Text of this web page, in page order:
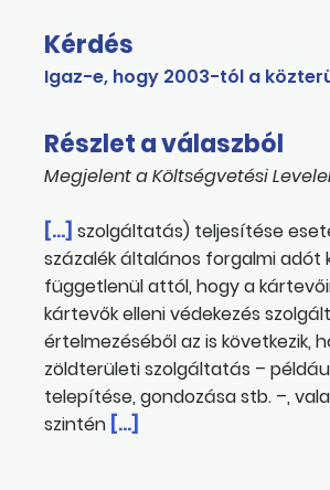
Kérdés
Igaz-e, hogy 2003-tól a
Részlet a válaszból
Megjelent a Költségvetési
[…] szolgáltatás) teljesítése
százalék általános forgalmi adót
függetlenül attól, hogy a
kártevők elleni védekezés
értelmezéséből az is
zöldterületi szolgáltatás –
telepítése, gondozása stb. –,
szintén […]